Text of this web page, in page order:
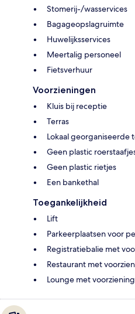
Stomerij-/wasservices
Bagageopslagruimte
Huwelijksservices
Meertalig personeel
Fietsverhuur
Voorzieningen
Kluis bij receptie
Terras
Lokaal georganiseerde
Geen plastic
Geen plastic rietjes
Een bankethal
Toegankelijkheid
Lift
Parkeerplaatsen voor
Registratiebalie met
Restaurant met
Lounge met